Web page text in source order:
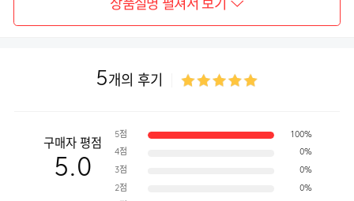
상품설명 펼쳐서 보기
5개의 후기
구매자 평점
5.0
5점 100%
4점 0%
3점 0%
2점 0%